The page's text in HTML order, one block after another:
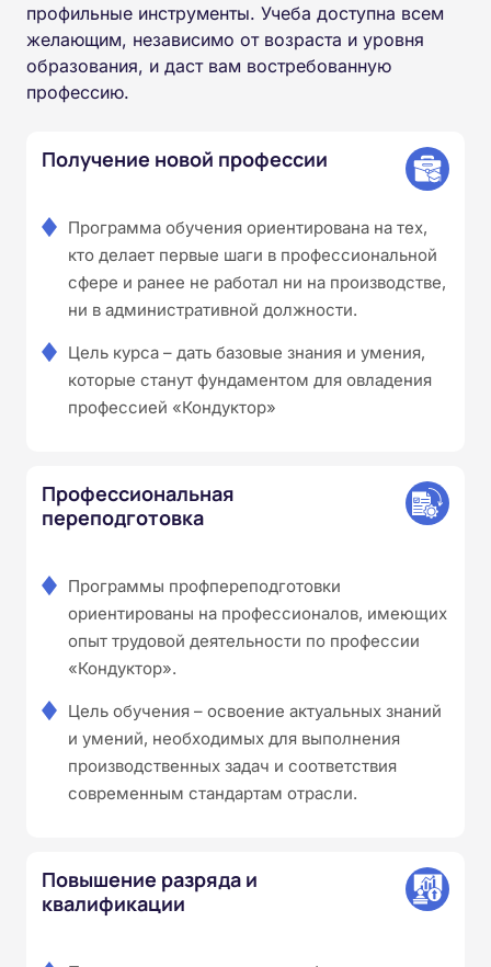
профильные инструменты. Учеба доступна всем
желающим, независимо от возраста и уровня
образования, и даст вам востребованную
профессию.
Получение новой профессии
Программа обучения ориентирована на тех,
кто делает первые шаги в профессиональной
сфере и ранее не работал ни на производстве,
ни в административной должности.
Цель курса – дать базовые знания и умения,
которые станут фундаментом для овладения
профессией «Кондуктор»
Профессиональная
переподготовка
Программы профпереподготовки
ориентированы на профессионалов, имеющих
опыт трудовой деятельности по профессии
«Кондуктор».
Цель обучения – освоение актуальных знаний
и умений, необходимых для выполнения
производственных задач и соответствия
современным стандартам отрасли.
Повышение разряда и
квалификации